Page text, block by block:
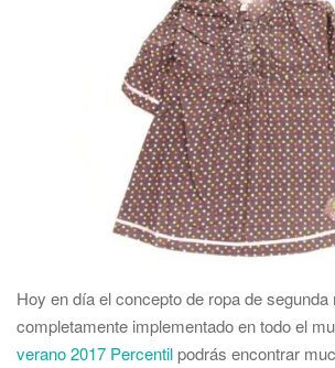
Hoy en día el concepto de ropa de segunda
completamente implementado en todo el
verano 2017 Percentilpodrás encontrar